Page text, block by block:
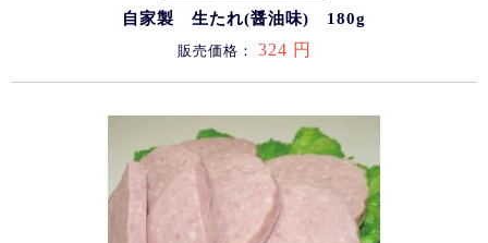
自家製 生たれ(醤油味) 180g
販売価格： 324 円